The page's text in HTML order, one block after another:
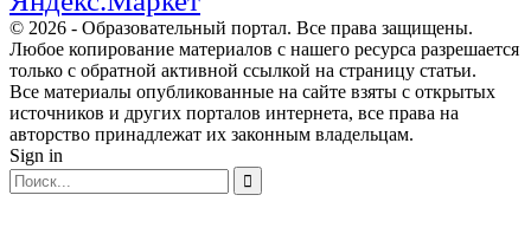
© 2026 - Образовательный портал. Все права защищены.
Любое копирование материалов с нашего ресурса разрешается
только с обратной активной ссылкой на страницу статьи.
Все материалы опубликованные на сайте взяты с открытых
источников и других порталов интернета, все права на
авторство принадлежат их законным владельцам.
Sign in